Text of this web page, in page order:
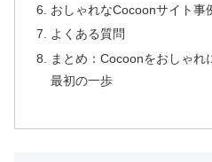
おしゃれなCocoonサイト事
よくある質問
まとめ：Cocoonをおしゃれ
最初の一歩